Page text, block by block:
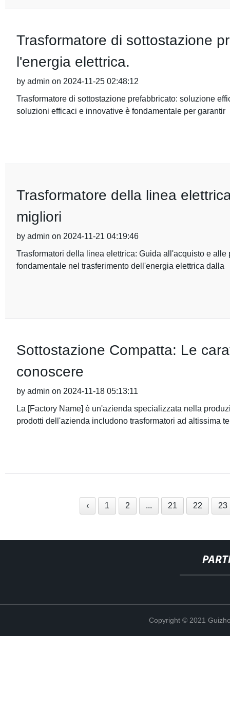
Trasformatore di sottostazione
l'energia elettrica.
by admin on 2024-11-25 02:48:12
Trasformatore di sottostazione prefabbricato: soluzione
soluzioni efficaci e innovative è fondamentale per garantir
Trasformatore della linea
migliori
by admin on 2024-11-21 04:19:46
Trasformatori della linea elettrica: Guida all'acquisto e
fondamentale nel trasferimento dell'energia elettrica dalla
Sottostazione Compatta: Le
conoscere
by admin on 2024-11-18 05:13:11
La [Factory Name] è un'azienda specializzata nella
prodotti dell'azienda includono trasformatori ad altissima
‹ 1 2 ... 21 22 23
Copyright © 2021